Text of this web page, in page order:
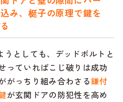
み、梃子の原理で鍵を
としても、デッドボルトと
っていればこじ破りは成功
がっちり組み合わさる鎌付
が玄関ドアの防犯性を高め